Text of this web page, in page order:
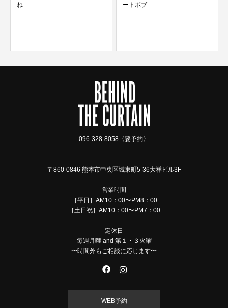
ね
ートボブ
096-328-8058〈要予約〉
〒860-0846 熊本市中央区城東町5-36大祥ビル3F
営業時間
［平日］AM10：00〜PM8：00
［土日祝］AM10：00〜PM7：00
定休日
毎週月曜 and 第１・３火曜
〜時間外もご相談に応じます〜
WEB予約